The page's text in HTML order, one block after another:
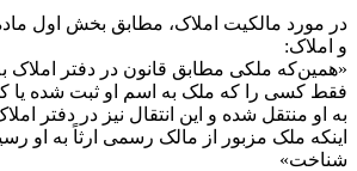
و املاک:
«همین‌که ملکی مطابق قانون در دفتر املاک
فقط کسی را که ملک به اسم او ثبت شده یا
به او منتقل‌ شده و این انتقال نیز در دفتر
اینکه ملک مزبور از مالک رسمی ارثاً به او
شناخت»